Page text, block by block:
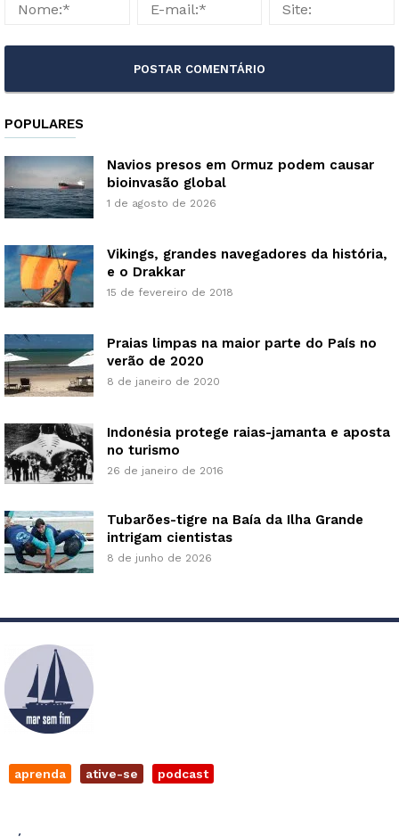
POPULARES
Navios presos em Ormuz podem causar
bioinvasão global
1 de agosto de 2026
Vikings, grandes navegadores da história,
e o Drakkar
15 de fevereiro de 2018
Praias limpas na maior parte do País no
verão de 2020
8 de janeiro de 2020
Indonésia protege raias-jamanta e aposta
no turismo
26 de janeiro de 2016
Tubarões-tigre na Baía da Ilha Grande
intrigam cientistas
8 de junho de 2026
aprenda ative-se podcast